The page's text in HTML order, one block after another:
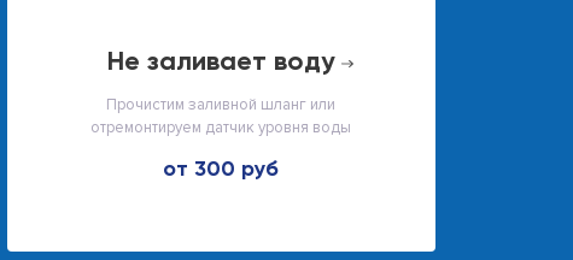
не заливает воду
Прочистим заливной шланг или
отремонтируем датчик уровня воды
от 300 руб